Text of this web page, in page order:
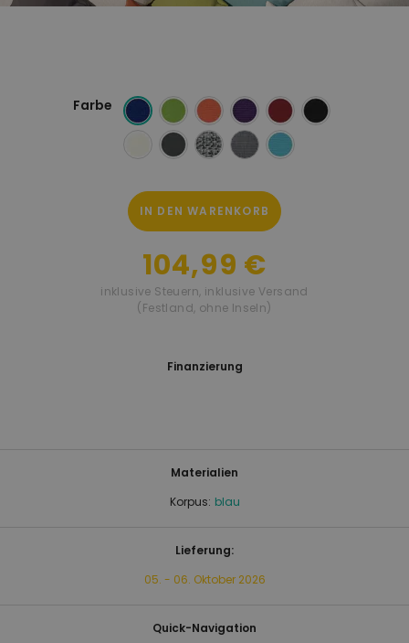
Farbe
IN DEN WARENKORB
104,99 €
inklusive Steuern, inklusive Versand
(Festland, ohne Inseln)
Materialien
Korpus: blau
Lieferung:
05. - 06. Oktober 2026
Quick-Navigation
Finanzierung